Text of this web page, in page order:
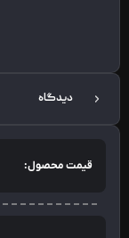
محصولات مرتبط
قیمت محصول: